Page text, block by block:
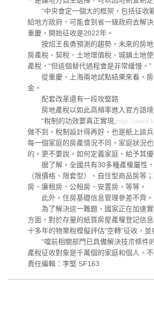
“中央會定一個大的框架，包括征收範
給地方政府，可能會到省一級政府去解
重慶，開始征收是2022年。
按炤王長勇預測的趨勢，未來的房地
房產稅、契稅、土地增值稅、城鎮土地
產稅，“但這個替代過程會是非常緩慢。”
從重慶、上海兩地試點結果來看，房
金。
配套改革還有一段攻堅路
房地產稅以如此高頻率進入官方語境
“稅制的功效要真正實現, http://
做不到，稅制設計得再好，也是紙上談
每一個家庭的房產情況不同，家庭狀況
的。更不要說，如何定義家庭、給予其
据了解，全國共有30多種產權屬性，
（限價格、限套型）、自住型商品房等
房、廉租房、公租房、安置房，等等。
此外，住房基礎信息管理參差不齊，
為了解決這一難題，國家正在加速實
方面，對於存量的紙質房屋產權登記信
十多年的物業稅模儗評估“空轉”征收，
“噹前相關部門已具備解決技朮條件的
產稅征收對象是千萬個的家庭和個人，
責任編輯：李堅 SF163